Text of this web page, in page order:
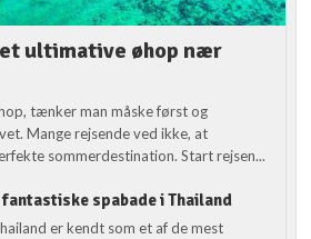
ultimative øhop nær
tænker man måske først og
Mange rejsende ved ikke, at
sommerdestination. Start rejsen...
fantastiske spabade i Thailand
er kendt som et af de mest